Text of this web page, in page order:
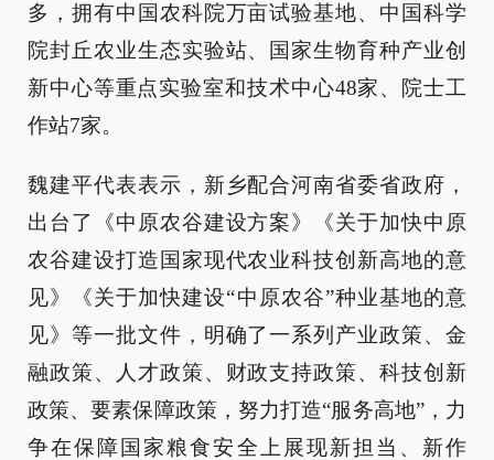
多，拥有中国农科院万亩试验基地、中国科学
院封丘农业生态实验站、国家生物育种产业创
新中心等重点实验室和技术中心48家、院士工
作站7家。
魏建平代表表示，新乡配合河南省委省政府，
出台了《中原农谷建设方案》《关于加快中原
农谷建设打造国家现代农业科技创新高地的意
见》《关于加快建设“中原农谷”种业基地的意
见》等一批文件，明确了一系列产业政策、金
融政策、人才政策、财政支持政策、科技创新
政策、要素保障政策，努力打造“服务高地”，力
争在保障国家粮食安全上展现新担当、新作